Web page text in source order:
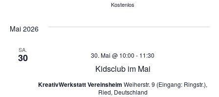
Kostenlos
Mai 2026
SA.
30
Kidsclub im Mai
30. Mai @ 10:00 - 11:30
KreativWerkstatt Vereinsheim Weiherstr. 9 (Eingang: Ringstr.),
Ried, Deutschland